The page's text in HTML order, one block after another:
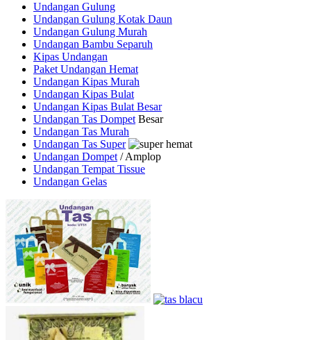
Undangan Gulung
Undangan Gulung Kotak Daun
Undangan Gulung Murah
Undangan Bambu Separuh
Kipas Undangan
Paket Undangan Hemat
Undangan Kipas Murah
Undangan Kipas Bulat
Undangan Kipas Bulat Besar
Undangan Tas Dompet Besar
Undangan Tas Murah
Undangan Tas Super
Undangan Dompet / Amplop
Undangan Tempat Tissue
Undangan Gelas